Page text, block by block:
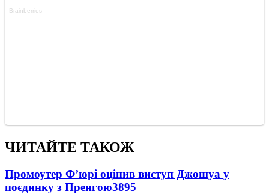
ЧИТАЙТЕ ТАКОЖ
Промоутер Ф’юрі оцінив виступ Джошуа у
поєдинку з Пренгою3895